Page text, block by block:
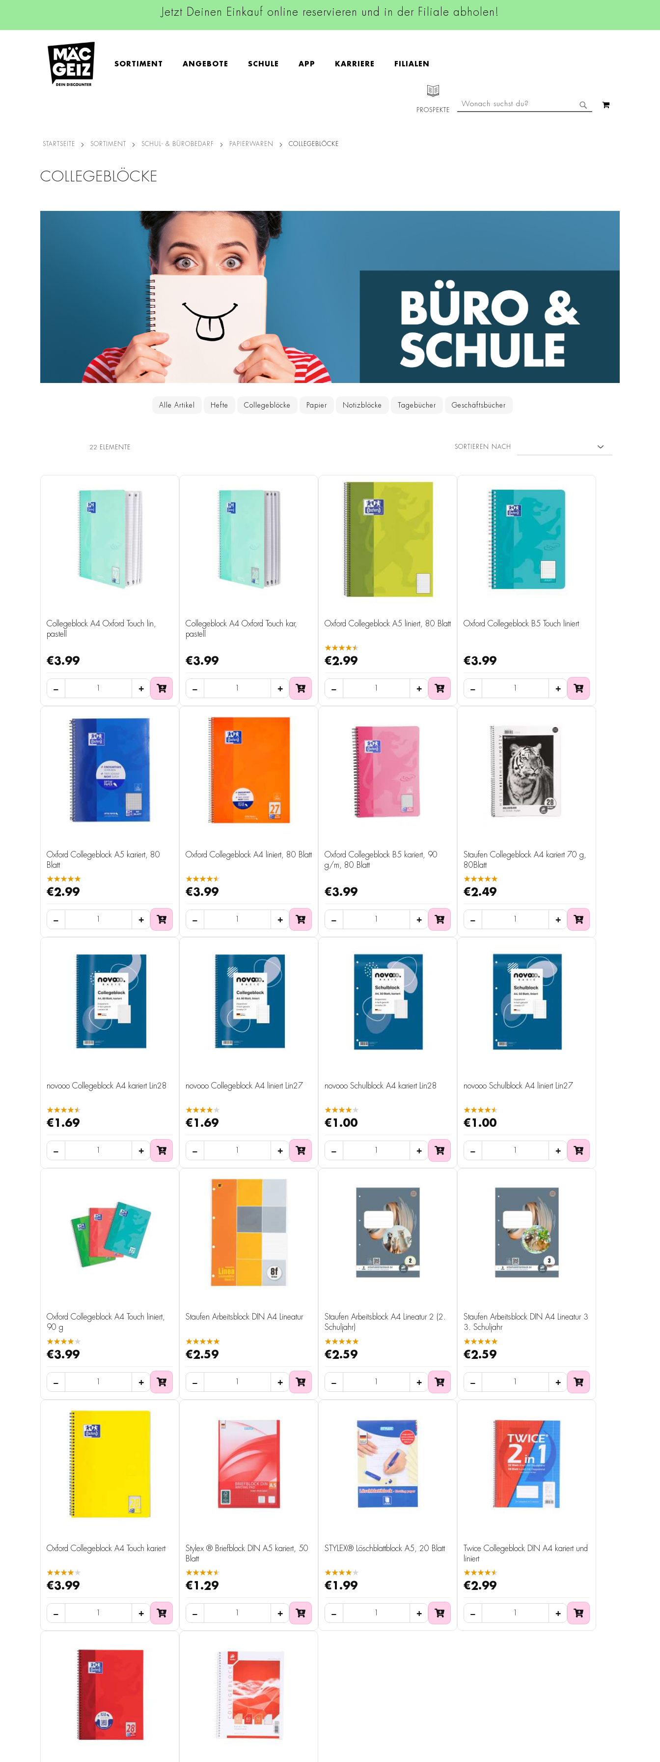
Jetzt Deinen Einkauf online reservieren und in der Filiale abholen!
SORTIMENT ANGEBOTE SCHULE APP KARRIERE FILIALEN
PROSPEKTE
SUCHE
STARTSEITE SORTIMENT SCHUL- & BÜROBEDARF PAPIERWAREN COLLEGEBLÖCKE
COLLEGEBLÖCKE
Alle Artikel Hefte Collegeblöcke Papier Notizblöcke Tagebücher Geschäftsbücher
22 ELEMENTE SORTIEREN NACH
Collegeblock A4 Oxford Touch lin,
pastell
€3.99
Collegeblock A4 Oxford Touch kar,
pastell
€3.99
Oxford Collegeblock A5 liniert, 80 Blatt
★★★★★
€2.99
Oxford Collegeblock B5 Touch liniert
€3.99
Oxford Collegeblock A5 kariert, 80
Blatt
★★★★★
€2.99
Oxford Collegeblock A4 liniert, 80 Blatt
★★★★★
€3.99
Oxford Collegeblock B5 kariert, 90
g/m, 80 Blatt
€3.99
Staufen Collegeblock A4 kariert 70 g,
80Blatt
★★★★★
€2.49
novooo Collegeblock A4 kariert Lin28
★★★★★
€1.69
novooo Collegeblock A4 liniert Lin27
★★★★★
€1.69
novooo Schulblock A4 kariert Lin28
★★★★★
€1.00
novooo Schulblock A4 liniert Lin27
★★★★★
€1.00
Oxford Collegeblock A4 Touch liniert,
90 g
★★★★★
€3.99
Staufen Arbeitsblock DIN A4 Lineatur
★★★★★
€2.59
Staufen Arbeitsblock A4 Lineatur 2 (2.
Schuljahr)
★★★★★
€2.59
Staufen Arbeitsblock DIN A4 Lineatur 3
3. Schuljahr
★★★★★
€2.59
Oxford Collegeblock A4 Touch kariert
★★★★★
€3.99
Stylex ® Briefblock DIN A5 kariert, 50
Blatt
★★★★★
€1.29
STYLEX® Löschblattblock A5, 20 Blatt
★★★★★
€1.99
Twice Collegeblock DIN A4 kariert und
liniert
★★★★★
€2.99